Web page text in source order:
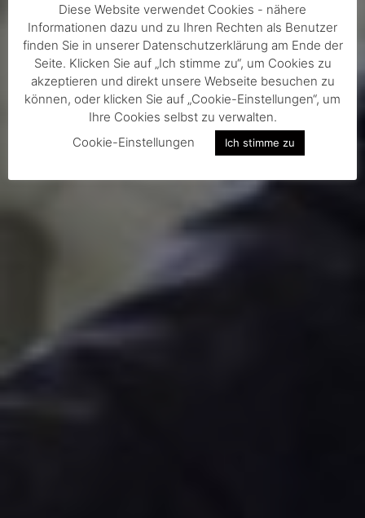
Diese Website verwendet Cookies - nähere
Informationen dazu und zu Ihren Rechten als Benutzer
finden Sie in unserer Datenschutzerklärung am Ende der
Seite. Klicken Sie auf „Ich stimme zu“, um Cookies zu
akzeptieren und direkt unsere Webseite besuchen zu
können, oder klicken Sie auf „Cookie-Einstellungen“, um
Ihre Cookies selbst zu verwalten.
Cookie-Einstellungen
Ich stimme zu